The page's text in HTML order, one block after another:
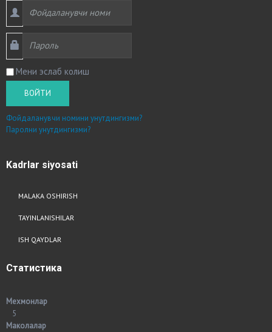
Мени эслаб колиш
ВОЙТИ
Фойдаланувчи номини унутдингизми?
Паролни унутдингизми?
Kadrlar siyosati
MALAKA OSHIRISH
TAYINLANISHILAR
ISH QAYDLAR
Статистика
Мехмонлар
5
Маколалар